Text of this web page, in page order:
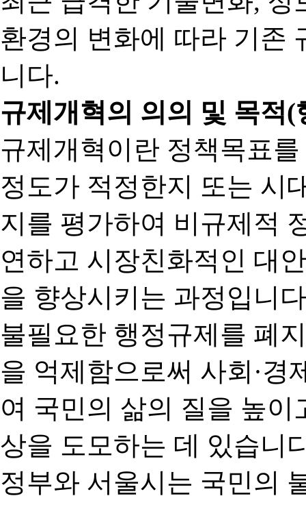
환경의 변화에 따라 기존
니다.
규제개혁의 의의 및 목적
규제개혁이란 정책목표
정도가 적정한지 또는 시
지를 평가하여 비규제적
연하고 시장친화적인 대
을 향상시키는 과정입니
불필요한 행정규제를 폐
을 억제함으로써 사회·경
여 국민의 삶의 질을 높
상을 도모하는 데 있습니
정부와 서울시는 국민의